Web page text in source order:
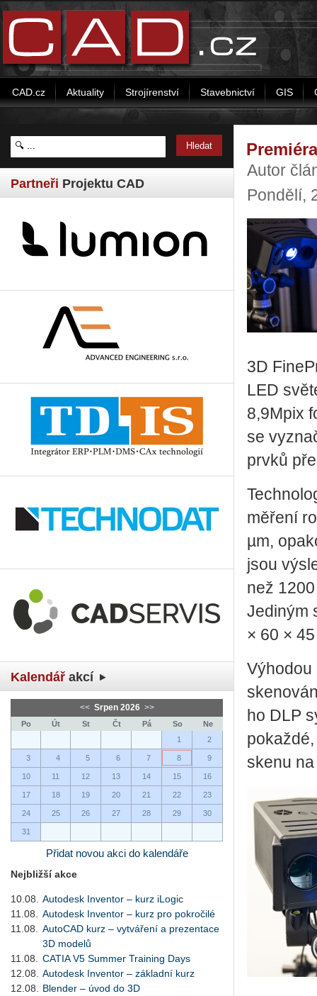
CAD.cz Aktuality Strojírenství Stavebnictví GIS
Partneři Projektu CAD
Kalendář akcí
<< Srpen 2026 >>
Po Út St Čt Pá So
Ne
1
2
3 4 5 6 7 8 9
10 11 12 13 14 15 16
17 18 19 20 21 22 23
24 25 26 27 28 29 30
31
Přidat novou akci do kalendáře
Nejbližší akce
10.08.
Autodesk Inventor – kurz iLogic
11.08.
Autodesk Inventor – kurz pro pokročilé
11.08.
AutoCAD kurz – vytváření a prezentace
3D modelů
11.08.
CATIA V5 Summer Training Days
12.08.
Autodesk Inventor – základní kurz
12.08.
Blender – úvod do 3D
Autor
Pondělí,
3D
LED
8,9Mpix
se
prvků
mě­ře­ní
µm,
jsou
než
Je­di­ným
× 60 ×
Vý­ho­dou
ho DLP
skenu